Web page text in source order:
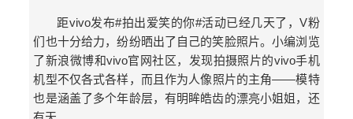
距vivo发布#拍出爱笑的你#活动已经几天了，V粉
们也十分给力，纷纷晒出了自己的笑脸照片。小编浏览
了新浪微博和vivo官网社区，发现拍摄照片的vivo手机
机型不仅各式各样，而且作为人像照片的主角——模特
也是涵盖了多个年龄层，有明眸皓齿的漂亮小姐姐，还